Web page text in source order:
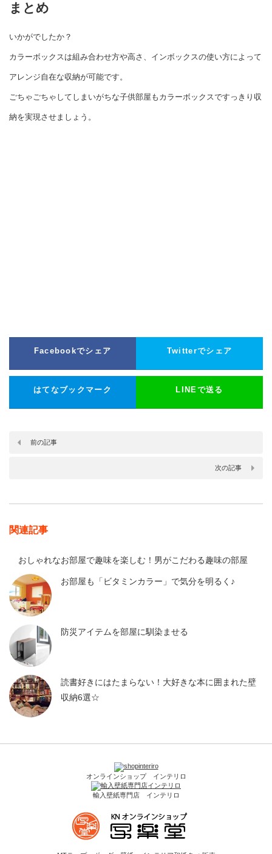
まとめ
いかがでしたか？
カラーボックスは組み合わせ方や高さ、インボックスの使い方によって
アレンジ自在な収納が可能です。
ごちゃごちゃしてしまいがちな子供部屋もカラーボックスですっきり収
納を実現させましょう。
Facebookでシェア Twitterでシェア
はてなブックマーク LINEで送る
前の記事
次の記事
関連記事
おしゃれなお部屋で趣味を楽しむ！男がこだわる趣味の部屋
お部屋も「ビタミンカラー」で気分を明るく♪
防災アイテムを部屋に馴染ませる
読書好きにはたまらない！大好きな本に囲まれた壁
収納6選☆
オンラインショップ インテリロ
輸入壁紙専門店 インテリロ